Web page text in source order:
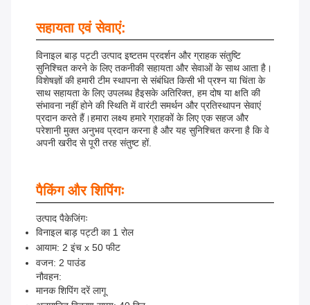
सहायता एवं सेवाएं:
विनाइल बाड़ पट्टी उत्पाद इष्टतम प्रदर्शन और ग्राहक संतुष्टि
सुनिश्चित करने के लिए तकनीकी सहायता और सेवाओं के साथ आता है।
विशेषज्ञों की हमारी टीम स्थापना से संबंधित किसी भी प्रश्न या चिंता के
साथ सहायता के लिए उपलब्ध हैइसके अतिरिक्त, हम दोष या क्षति की
संभावना नहीं होने की स्थिति में वारंटी समर्थन और प्रतिस्थापन सेवाएं
प्रदान करते हैं।हमारा लक्ष्य हमारे ग्राहकों के लिए एक सहज और
परेशानी मुक्त अनुभव प्रदान करना है और यह सुनिश्चित करना है कि वे
अपनी खरीद से पूरी तरह संतुष्ट हों.
पैकिंग और शिपिंगः
उत्पाद पैकेजिंगः
विनाइल बाड़ पट्टी का 1 रोल
आयाम: 2 इंच x 50 फीट
वजन: 2 पाउंड
नौवहन:
मानक शिपिंग दरें लागू